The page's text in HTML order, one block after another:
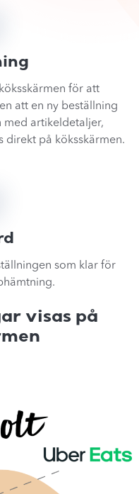
för att
att en ny beställning
med artikeldetaljer,
direkt på köksskärmen.
som klar för
visas på